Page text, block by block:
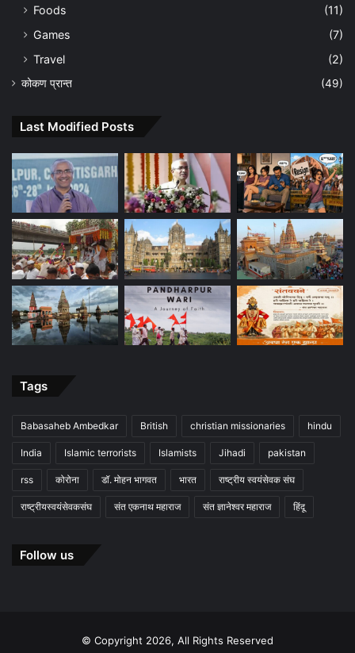
Foods
(11)
Games
(7)
Travel
(2)
कोकण प्रान्त (49)
Last Modified Posts
Tags
Babasaheb Ambedkar British christian missionaries hindu
India Islamic terrorists Islamists Jihadi pakistan
rss कोरोना डॉ. मोहन भागवत भारत राष्ट्रीय स्वयंसेवक संघ
राष्ट्रीयस्वयंसेवकसंघ संत एकनाथ महाराज संत ज्ञानेश्वर महाराज हिंदू
Follow us
© Copyright 2026, All Rights Reserved